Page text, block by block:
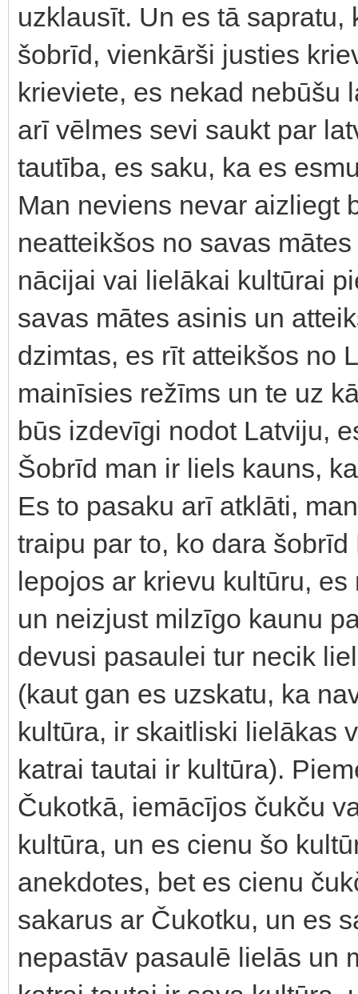
uzklausīt. Un es tā
šobrīd, vienkārši justies
krieviete, es nekad nebūšu
arī vēlmes sevi saukt par
tautība, es saku, ka es
Man neviens nevar aizliegt
neatteikšos no savas
nācijai vai lielākai kultūrai
savas mātes asinis un
dzimtas, es rīt atteikšos no
mainīsies režīms un te uz
būs izdevīgi nodot Latviju,
Šobrīd man ir liels kauns,
Es to pasaku arī atklāti,
traipu par to, ko dara
lepojos ar krievu kultūru,
un neizjust milzīgo kaunu
devusi pasaulei tur necik
(kaut gan es uzskatu, ka
kultūra, ir skaitliski lielākas
katrai tautai ir kultūra).
Čukotkā, iemācījos čukču
kultūra, un es cienu šo
anekdotes, bet es cienu
sakarus ar Čukotku, un es
nepastāv pasaulē lielās un